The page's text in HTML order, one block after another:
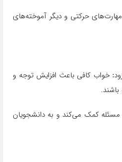
حرکتی و دیگر آموخته‌های
: خواب کافی باعث افزایش توجه و
مسئله کمک می‌کند و به دانشجویان